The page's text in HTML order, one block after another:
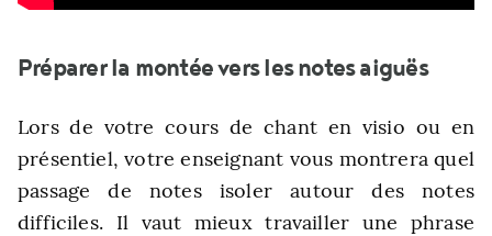
Préparer la montée vers les notes aiguës
Lors de votre cours de chant en visio ou en
présentiel, votre enseignant vous montrera quel
passage de notes isoler autour des notes
difficiles. Il vaut mieux travailler une phrase